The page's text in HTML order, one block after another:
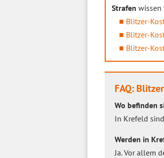
Strafen wissen
Blitzer-
Blitzer-
Blitzer-
FAQ:
Wo befinden
In Krefeld
Werden in
Ja. Vor allem